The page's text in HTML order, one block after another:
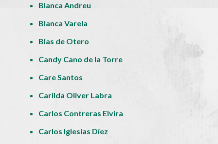
Blanca Andreu
Blanca Varela
Blas de Otero
Candy Cano de la Torre
Care Santos
Carilda Oliver Labra
Carlos Contreras Elvira
Carlos Iglesias Díez